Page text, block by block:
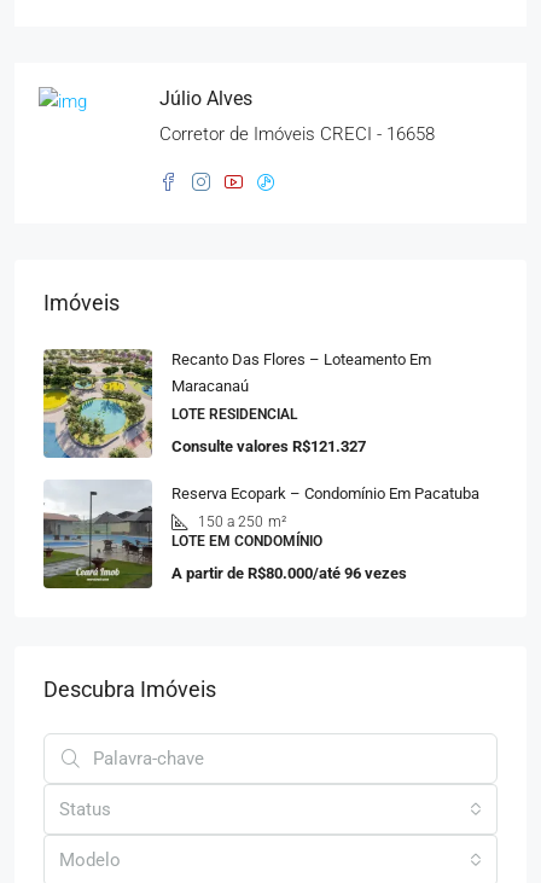
Júlio Alves
Corretor de Imóveis CRECI - 16658
Imóveis
Recanto Das Flores – Loteamento Em
Maracanaú
LOTE RESIDENCIAL
Consulte valores R$121.327
Reserva Ecopark – Condomínio Em Pacatuba
150 a 250 m²
LOTE EM CONDOMÍNIO
A partir de R$80.000/até 96 vezes
Descubra Imóveis
Status
Modelo